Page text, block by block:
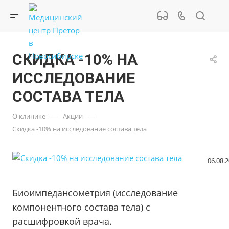
СКИДКА -10% НА
ИССЛЕДОВАНИЕ
СОСТАВА ТЕЛА
О клинике — Акции —
Скидка -10% на исследование состава тела
Биоимпедансометрия (исследование
компонентного состава тела) с
расшифровкой врача.